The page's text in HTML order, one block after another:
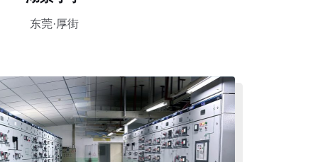
东莞·厚街